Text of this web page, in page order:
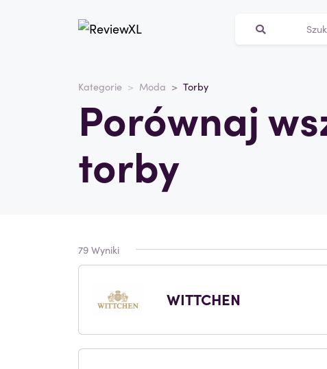
Kategorie Moda Torby
Porównaj
torby
79 Wyniki
WITTCHEN